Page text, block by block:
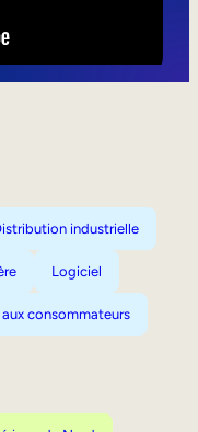
industrielle
Logiciel
consommateurs